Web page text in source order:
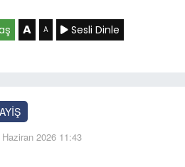
A A Sesli Dinle
2026 11:43